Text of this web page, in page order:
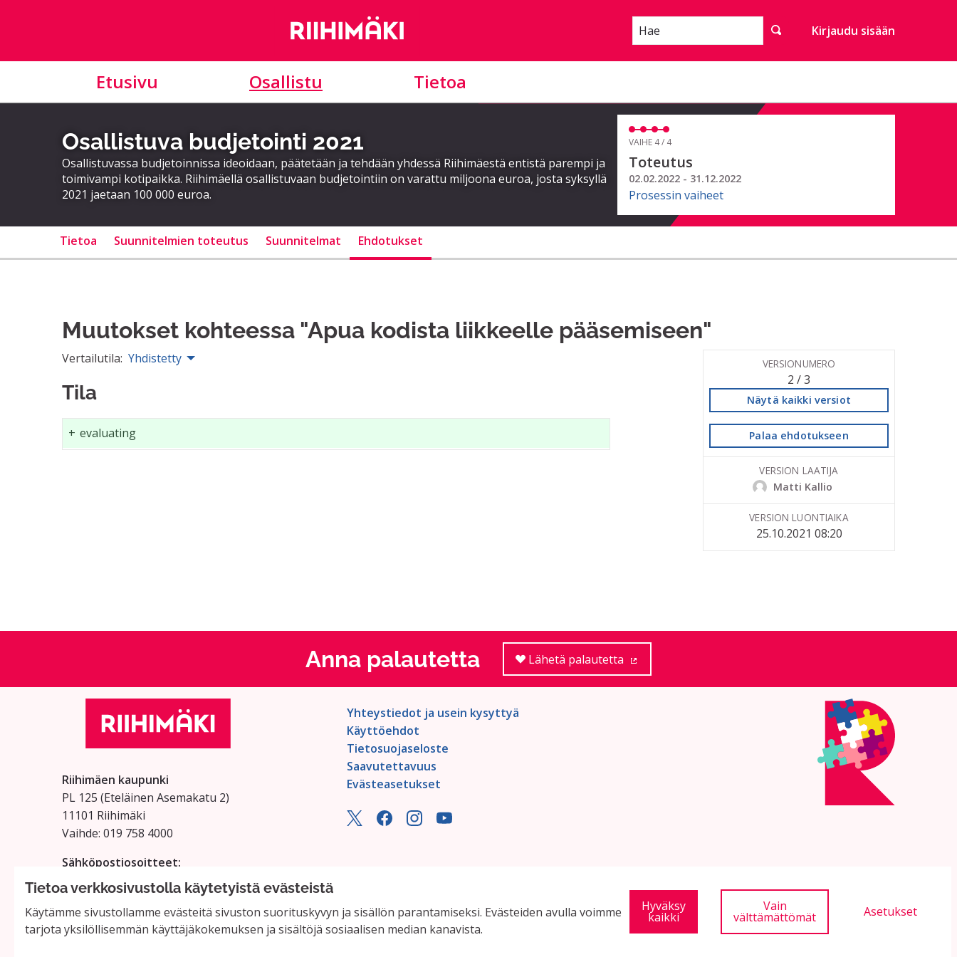
Tietoa verkkosivustolla käytetyistä evästeistä
Käytämme sivustollamme evästeitä sivuston suorituskyvyn ja sisällön parantamiseksi. Evästeiden avulla voimme
tarjota yksilöllisemmän käyttäjäkokemuksen ja sisältöjä sosiaalisen median kanavista.
Hyväksy
kaikki
Vain
välttämättömät Asetukset
Hae Kirjaudu sisään
Etusivu Osallistu Tietoa
Osallistuva budjetointi 2021
Osallistuvassa budjetoinnissa ideoidaan, päätetään ja tehdään yhdessä Riihimäestä entistä parempi ja
toimivampi kotipaikka. Riihimäellä osallistuvaan budjetointiin on varattu miljoona euroa, josta syksyllä
2021 jaetaan 100 000 euroa.
VAIHE 4 / 4
Toteutus
02.02.2022 - 31.12.2022
Prosessin vaiheet
Tietoa Suunnitelmien toteutus Suunnitelmat Ehdotukset
Muutokset kohteessa "Apua kodista liikkeelle pääsemiseen"
Vertailutila: Yhdistetty
Tila
+ evaluating
VERSIONUMERO
2 / 3
Näytä kaikki versiot
Palaa ehdotukseen
VERSION LAATIJA
Matti Kallio
VERSION LUONTIAIKA
25.10.2021 08:20
Anna palautetta Lähetä palautetta
Riihimäen kaupunki
PL 125 (Eteläinen Asemakatu 2)
11101 Riihimäki
Vaihde: 019 758 4000
Sähköpostiosoitteet:
etunimi.sukunimi@riihimaki.fi
Yhteystiedot ja usein kysyttyä
Käyttöehdot
Tietosuojaseloste
Saavutettavuus
Evästeasetukset
Verkkosivusto luotuvapaan ohjelmiston
avulla.